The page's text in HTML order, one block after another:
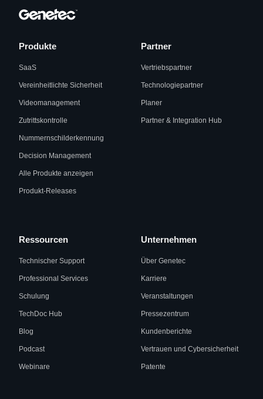
Produkte
SaaS
Vereinheitlichte Sicherheit
Videomanagement
Zutrittskontrolle
Nummernschilderkennung
Decision Management
Alle Produkte anzeigen
Produkt-Releases
Partner
Vertriebspartner
Technologiepartner
Planer
Partner & Integration Hub
Ressourcen
Technischer Support
Professional Services
Schulung
TechDoc Hub
Blog
Podcast
Webinare
Unternehmen
Über Genetec
Karriere
Veranstaltungen
Pressezentrum
Kundenberichte
Vertrauen und Cybersicherheit
Patente